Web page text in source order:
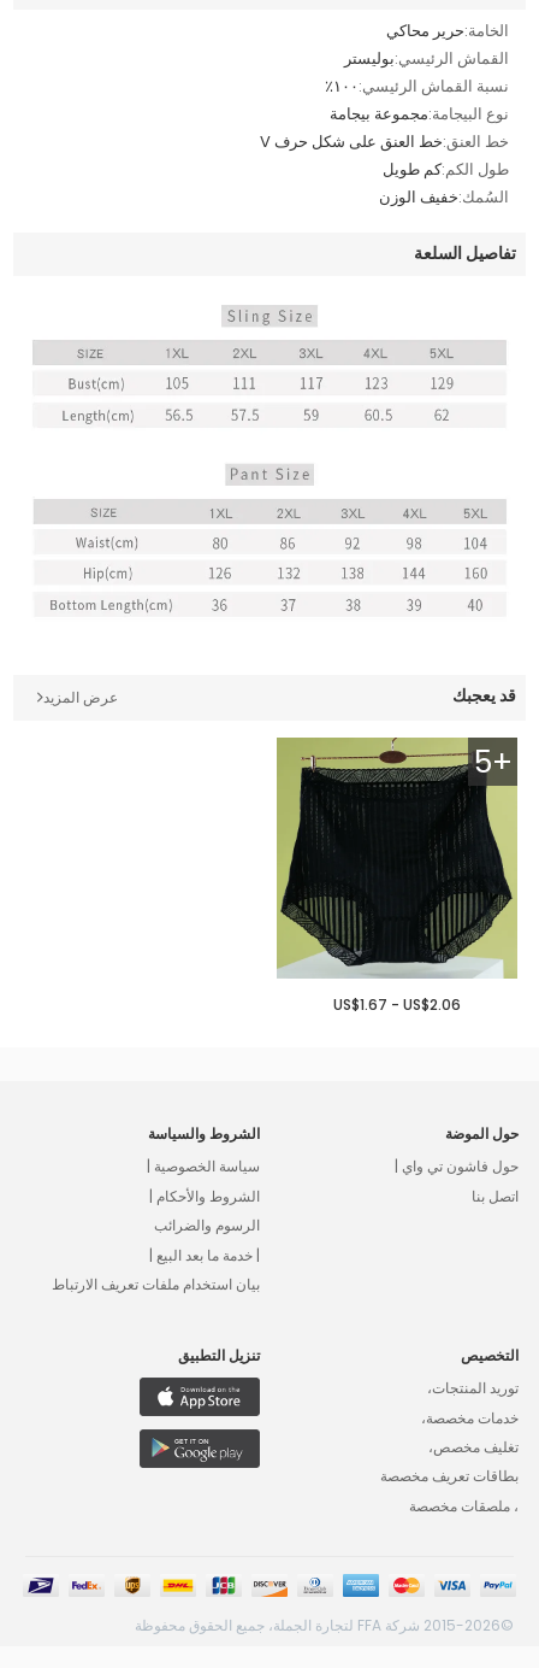
الخامة:حرير محاكي
القماش الرئيسي:بوليستر
نسبة القماش الرئيسي:١٠٠٪
نوع البيجامة:مجموعة بيجامة
خط العنق:خط العنق على شكل حرف V
طول الكم:كم طويل
السُمك:خفيف الوزن
تفاصيل السلعة
قد يعجبك عرض المزيد
5+
US$1.67 - US$2.06
حول الموضة
حول فاشون تي واي |
اتصل بنا
الشروط والسياسة
سياسة الخصوصية |
الشروط والأحكام |
الرسوم والضرائب
| خدمة ما بعد البيع |
بيان استخدام ملفات تعريف الارتباط
التخصيص
توريد المنتجات،
خدمات مخصصة،
تغليف مخصص،
بطاقات تعريف مخصصة
، ملصقات مخصصة
تنزيل التطبيق
©2015-2026 شركة FFA لتجارة الجملة، جميع الحقوق محفوظة